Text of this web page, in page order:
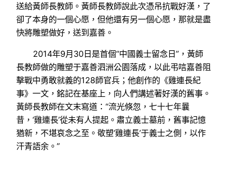
送給黃師長教師。黃師長教師說此次憑吊抗戰好漢，了
卻了本身的一個心愿，但他還有另一個心愿，那就是盡
快將雕塑做好，送到嘉善。
2014年9月30日是首個“中國義士留念日”，黃師
長教師做的雕塑于嘉善泗洲公園落成，以此弔唁嘉善阻
擊戰中勇敢就義的128師官兵；他創作的《雞連長紀
事》一文，銘記在基座上，向人們講述著好漢的舊事。
黃師長教師在文末寫道：“流光倏忽，七十七年曩
昔，‘雞連長’從未有人提起。肅立義士墓前，舊事記憶
猶新，不堪哀念之至。敬塑‘雞連長’于義士之側，以作
汗青語余。”